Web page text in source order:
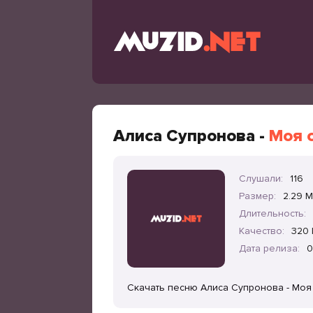
Алиса Супронова - Моя
Слушали:
116
Размер:
2.29
Длительность:
Качество:
320
Дата релиза:
Скачать песню Алиса Супронова - Моя